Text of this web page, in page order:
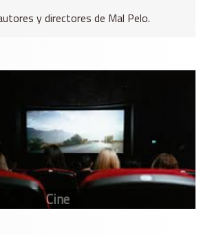
y directores de Mal Pelo.